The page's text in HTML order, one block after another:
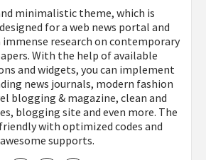
minimalistic theme, which is
for a web news portal and
research on contemporary
With the help of available
and widgets, you can implement
news journals, modern fashion
blogging & magazine, clean and
blogging site and even more. The
with optimized codes and
awesome supports.